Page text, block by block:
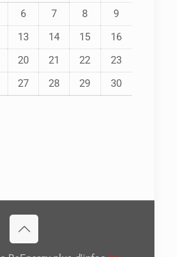
6 7 8
9
13 14 15
16
20 21 22
23
27 28 29
30